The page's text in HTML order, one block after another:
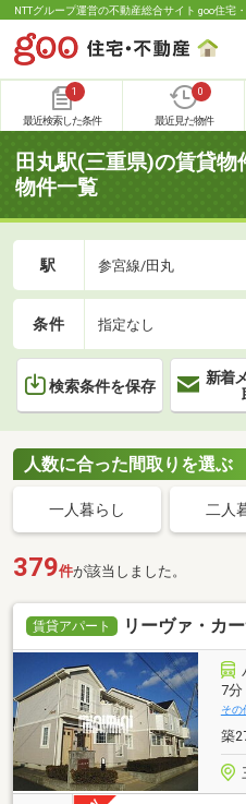
NTTグループ運営の不動産総合サイト goo住宅
1
最近検索した条件
0
最近見た物件
田丸駅(三重県)の賃貸物
物件一覧
駅 参宮線/田丸
条件 指定なし
検索条件を保存
新着
人数に合った間取りを選ぶ
一人暮らし 二人
379件が該当しました。
賃貸アパート リーヴァ・カ
7分
その
築